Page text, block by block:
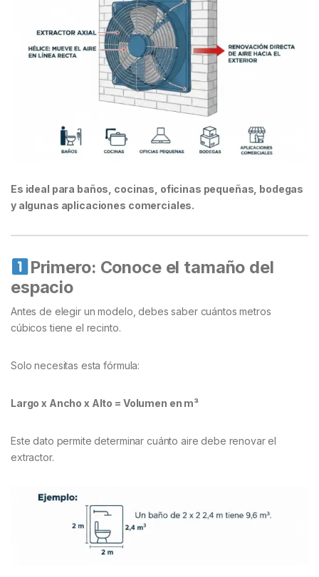
Es ideal para baños, cocinas, oficinas pequeñas, bodegas
y algunas aplicaciones comerciales.
Primero: Conoce el tamaño del
espacio
Antes de elegir un modelo, debes saber cuántos metros
cúbicos tiene el recinto.
Solo necesitas esta fórmula:
Largo x Ancho x Alto = Volumen en m³
Este dato permite determinar cuánto aire debe renovar el
extractor.